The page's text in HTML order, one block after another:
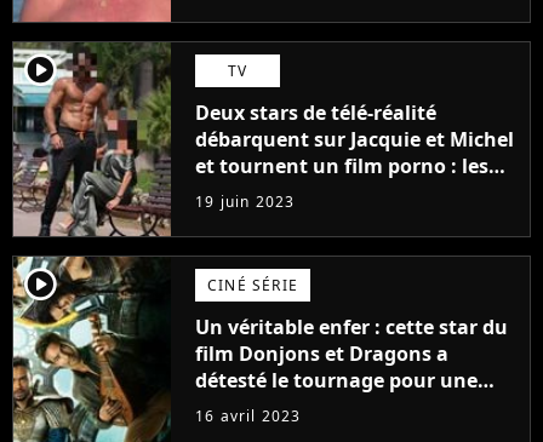
player2 TV
Deux stars de télé-réalité
débarquent sur Jacquie et Michel
et tournent un film porno : les
premières images du tournage
(exclu)
19 juin 2023
player2 CINÉ SÉRIE
Un véritable enfer : cette star du
film Donjons et Dragons a
détesté le tournage pour une
raison très spéciale
16 avril 2023